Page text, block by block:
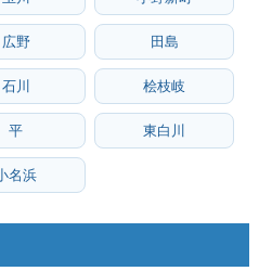
広野 田島
石川 桧枝岐
平 東白川
名浜